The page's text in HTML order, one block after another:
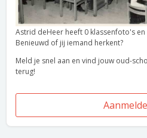
Astrid deHeer heeft 0 klassenfoto's
Benieuwd of jij iemand herkent?
Meld je snel aan en vind jouw oud-
terug!